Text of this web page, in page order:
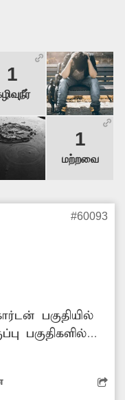
1
1
மற்றவை
#60093
பகுதியில்
பகுதிகளில்
வருவதால் அந்த